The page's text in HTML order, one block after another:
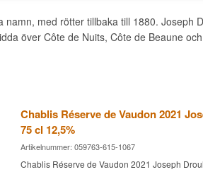
namn, med rötter tillbaka till 1880.
över Côte de Nuits, Côte de Beaune
Chablis Réserve de Vaudon 2021
75 cl 12,5%
Artikelnummer: 059763-615-1067
Chablis Réserve de Vaudon 2021 Joseph